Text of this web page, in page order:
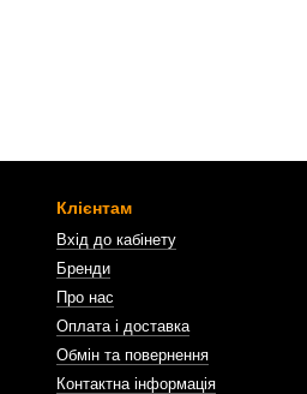
Клієнтам
Вхід до кабінету
Бренди
Про нас
Оплата і доставка
Обмін та повернення
Контактна інформація